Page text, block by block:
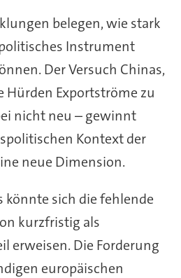
belegen, wie stark
Instrument
Der Versuch Chinas,
Exportströme zu
nicht neu – gewinnt
Kontext der
neue Dimension.
könnte sich die fehlende
kurzfristig als
erweisen. Die Forderung
europäischen